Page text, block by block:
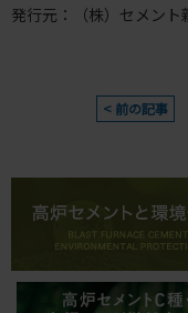
発行元：（株）セメン
< 前の記事